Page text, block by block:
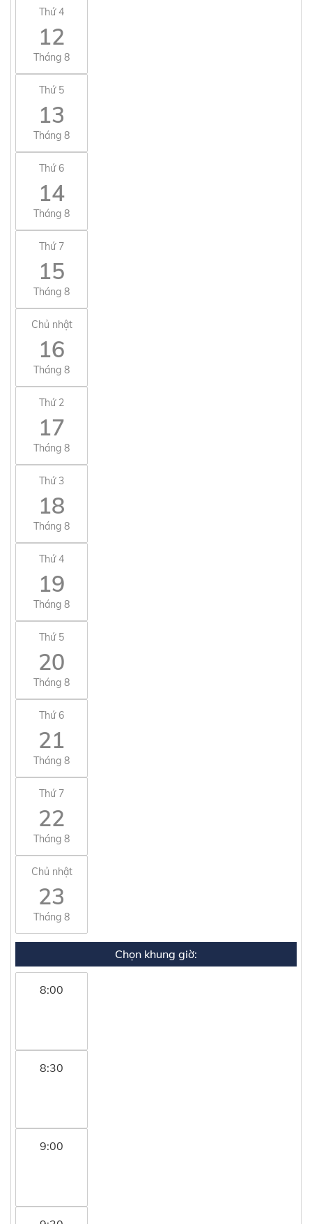
Thứ 4
12
Tháng 8
Thứ 5
13
Tháng 8
Thứ 6
14
Tháng 8
Thứ 7
15
Tháng 8
Chủ nhật
16
Tháng 8
Thứ 2
17
Tháng 8
Thứ 3
18
Tháng 8
Thứ 4
19
Tháng 8
Thứ 5
20
Tháng 8
Thứ 6
21
Tháng 8
Thứ 7
22
Tháng 8
Chủ nhật
23
Tháng 8
Chọn khung giờ:
8:00
8:30
9:00